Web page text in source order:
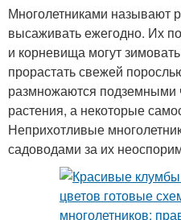
Многолетниками называют
высаживать ежегодно. Их
и корневища могут
прорастать свежей
размножаются подземными
растения, а некоторые
Неприхотливые
садоводами за их